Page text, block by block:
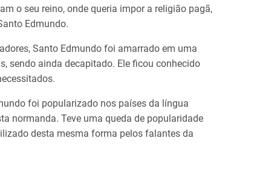
o seu reino, onde queria impor a religião pagã,
Edmundo.
Santo Edmundo foi amarrado em uma
sendo ainda decapitado. Ele ficou conhecido
foi popularizado nos países da língua
normanda. Teve uma queda de popularidade
desta mesma forma pelos falantes da